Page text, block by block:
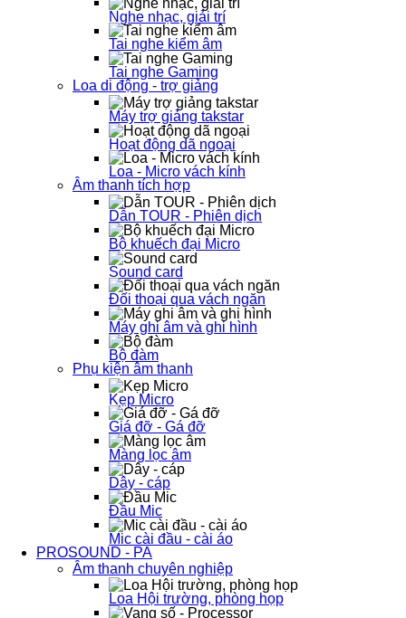
Nghe nhạc, giải trí
Tai nghe kiểm âm
Tai nghe Gaming
Loa di động - trợ giảng
Máy trợ giảng takstar
Hoạt động dã ngoại
Loa - Micro vách kính
Âm thanh tích hợp
Dẫn TOUR - Phiên dịch
Bộ khuếch đại Micro
Sound card
Đối thoại qua vách ngăn
Máy ghi âm và ghi hình
Bộ đàm
Phụ kiện âm thanh
Kẹp Micro
Giá đỡ - Gá đỡ
Màng lọc âm
Dây - cáp
Đầu Mic
Mic cài đầu - cài áo
PROSOUND - PA
Âm thanh chuyên nghiệp
Loa Hội trường, phòng họp